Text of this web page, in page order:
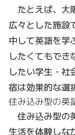
たとえば、大
広々とした施設
中して英語を学
したくてもでき
したい学生・社
宿は効果的な選
住み込み型の英
住み込み型の
生活を体験しな